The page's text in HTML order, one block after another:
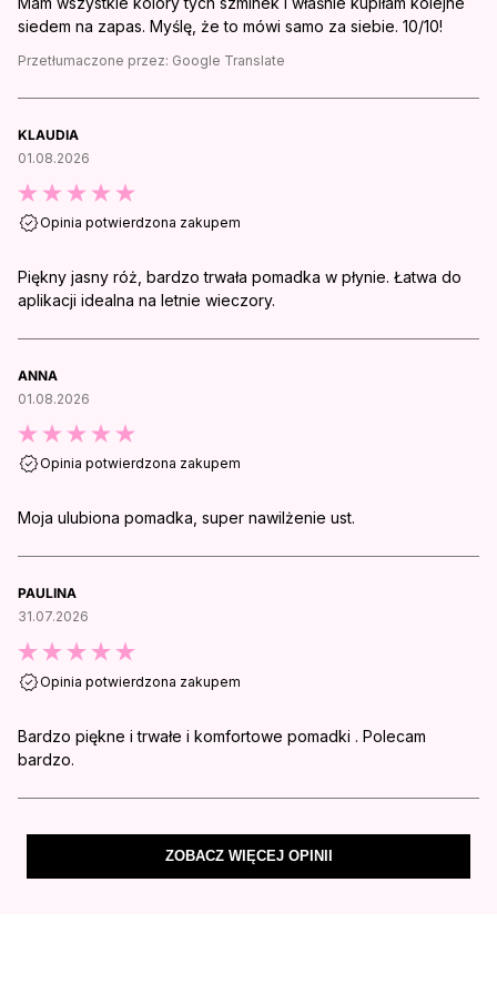
siedem na zapas. Myślę, że to mówi samo za siebie. 10/10!
Przetłumaczone przez: Google Translate
KLAUDIA
01.08.2026
Opinia potwierdzona zakupem
Piękny jasny róż, bardzo trwała pomadka w płynie. Łatwa do
aplikacji idealna na letnie wieczory.
ANNA
01.08.2026
Opinia potwierdzona zakupem
Moja ulubiona pomadka, super nawilżenie ust.
PAULINA
31.07.2026
Opinia potwierdzona zakupem
Bardzo piękne i trwałe i komfortowe pomadki . Polecam
bardzo.
ZOBACZ WIĘCEJ OPINII